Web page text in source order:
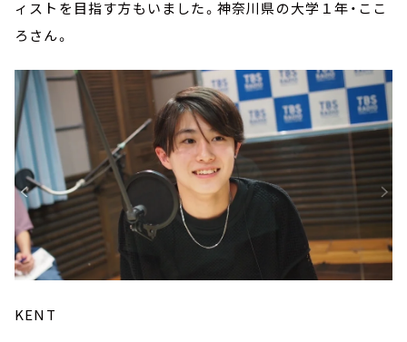
ィストを目指す方もいました。神奈川県の大学１年・ここ
ろさん。
KENT